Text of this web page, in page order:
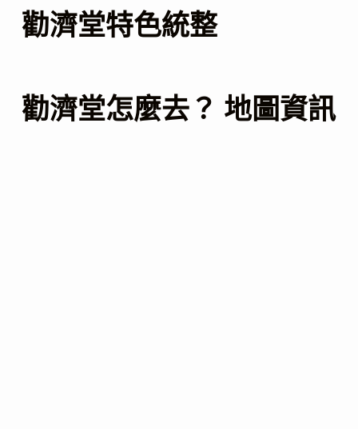
勸濟堂特色統整
勸濟堂怎麼去？ 地圖資訊